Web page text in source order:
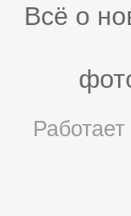
Всё о